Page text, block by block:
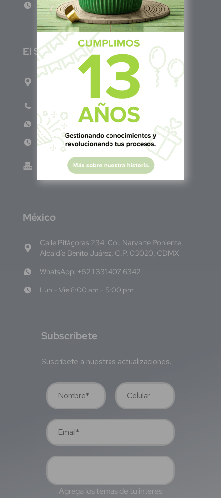
Lun - Vie 8:00am - 5:00pm
El Salvador
1ro Cll Pte, y 61 Av Nte, #3206, Local 9, San
Teléfono: +503 6986 1402
WhatsApp: +503 7687 3923
Lun - Vie 8:00am - 5:00pm
Green Know S.A de C.V - El Salvador 0614-
220118-102-0
México
Calle Pitágoras 234, Col. Narvarte Poniente,
Alcaldía Benito Juárez, C.P. 03020, CDMX
WhatsApp: +52 1 331 407 6342
Lun - Vie 8:00 am - 5:00 pm
Subscríbete
Suscríbete a nuestras actualizaciones.
Agrega los temas de tu interes